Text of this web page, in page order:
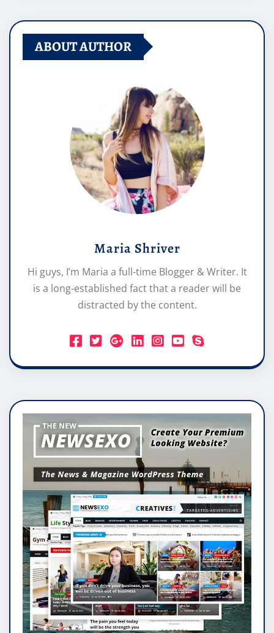
ABOUT AUTHOR
Maria Shriver
Hi guys, I’m Maria a full-time Blogger & Writer. It
is a long-established fact that a reader will be
distracted by the content.